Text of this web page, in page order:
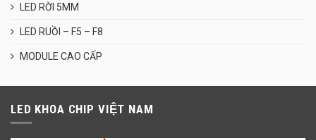
LED RỜI 5MM
LED RUỒI – F5 – F8
MODULE CAO CẤP
LED KHOA CHIP VIỆT NAM